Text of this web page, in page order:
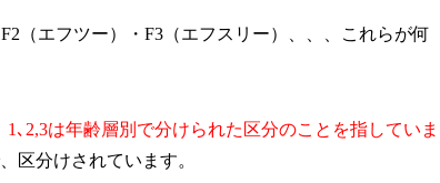
（エフツー）・F3（エフスリー）、、、これらが何
､2,3は年齢層別で分けられた区分のことを指していま
区分けされています。